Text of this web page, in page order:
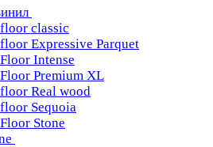
classic
Expressive Parquet
Intense
Premium XL
Real wood
Sequoia
Stone